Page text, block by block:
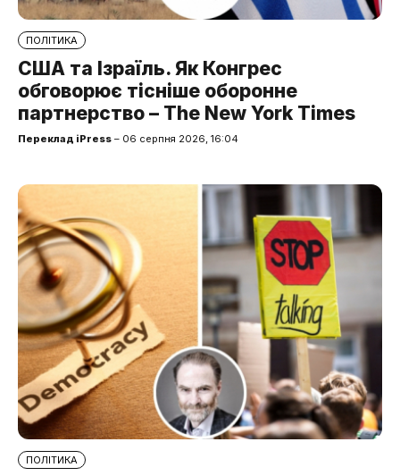
ПОЛІТИКА
США та Ізраїль. Як Конгрес
обговорює тісніше оборонне
партнерство – The New York Times
Переклад iPress – 06 серпня 2026, 16:04
ПОЛІТИКА